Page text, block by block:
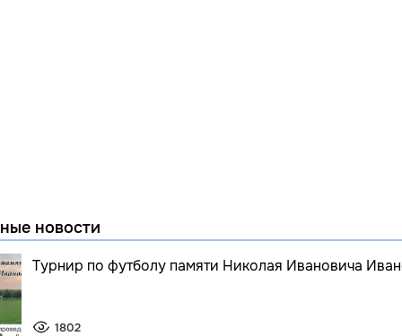
новости
Турнир по футболу памяти Николая Ивановича
1802